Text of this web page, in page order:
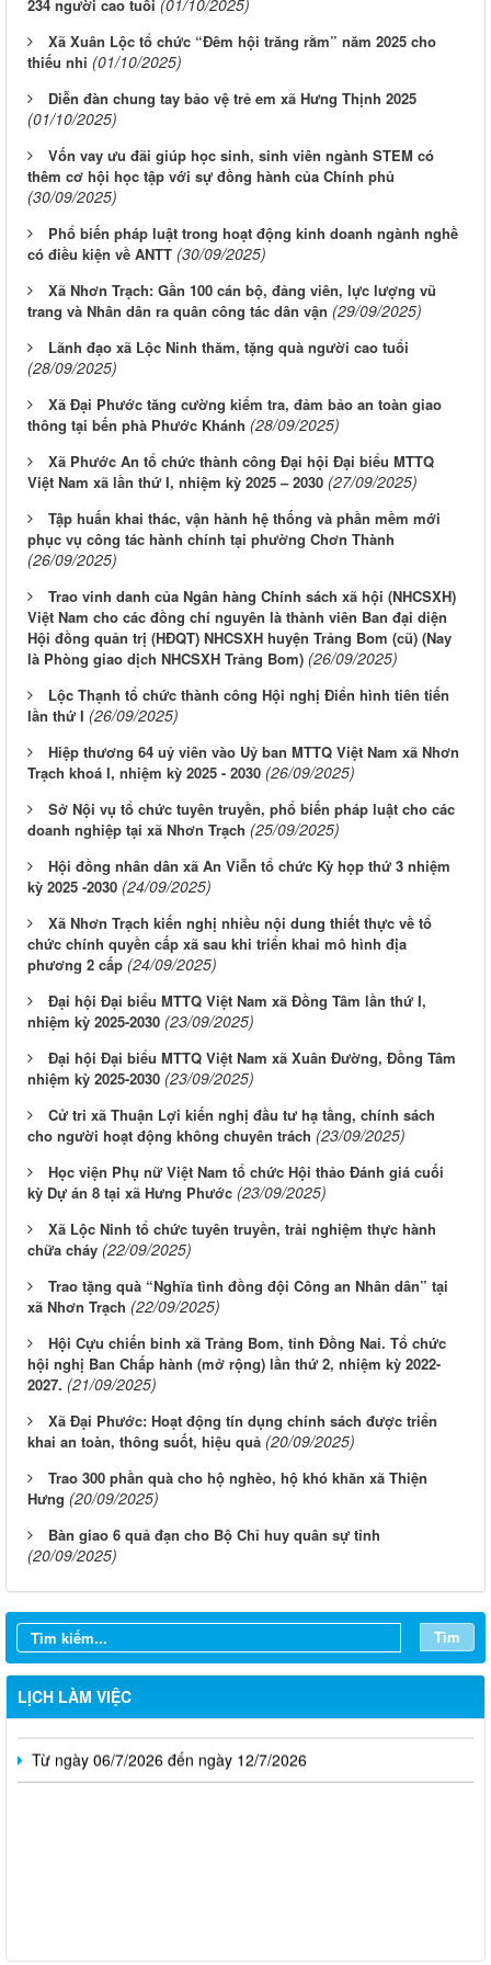
234 người cao tuổi (01/10/2025)
Xã Xuân Lộc tổ chức “Đêm hội trăng rằm” năm 2025 cho
thiếu nhi (01/10/2025)
Diễn đàn chung tay bảo vệ trẻ em xã Hưng Thịnh 2025
(01/10/2025)
Vốn vay ưu đãi giúp học sinh, sinh viên ngành STEM có
thêm cơ hội học tập với sự đồng hành của Chính phủ
(30/09/2025)
Phổ biến pháp luật trong hoạt động kinh doanh ngành nghề
có điều kiện về ANTT (30/09/2025)
Xã Nhơn Trạch: Gần 100 cán bộ, đảng viên, lực lượng vũ
trang và Nhân dân ra quân công tác dân vận (29/09/2025)
Lãnh đạo xã Lộc Ninh thăm, tặng quà người cao tuổi
(28/09/2025)
Xã Đại Phước tăng cường kiểm tra, đảm bảo an toàn giao
thông tại bến phà Phước Khánh (28/09/2025)
Xã Phước An tổ chức thành công Đại hội Đại biểu MTTQ
Việt Nam xã lần thứ I, nhiệm kỳ 2025 – 2030 (27/09/2025)
Tập huấn khai thác, vận hành hệ thống và phần mềm mới
phục vụ công tác hành chính tại phường Chơn Thành
(26/09/2025)
Trao vinh danh của Ngân hàng Chính sách xã hội (NHCSXH)
Việt Nam cho các đồng chí nguyên là thành viên Ban đại diện
Hội đồng quản trị (HĐQT) NHCSXH huyện Trảng Bom (cũ) (Nay
là Phòng giao dịch NHCSXH Trảng Bom) (26/09/2025)
Lộc Thạnh tổ chức thành công Hội nghị Điển hình tiên tiến
lần thứ I (26/09/2025)
Hiệp thương 64 uỷ viên vào Uỷ ban MTTQ Việt Nam xã Nhơn
Trạch khoá I, nhiệm kỳ 2025 - 2030 (26/09/2025)
Sở Nội vụ tổ chức tuyên truyền, phổ biến pháp luật cho các
doanh nghiệp tại xã Nhơn Trạch (25/09/2025)
Hội đồng nhân dân xã An Viễn tổ chức Kỳ họp thứ 3 nhiệm
kỳ 2025 -2030 (24/09/2025)
Xã Nhơn Trạch kiến nghị nhiều nội dung thiết thực về tổ
chức chính quyền cấp xã sau khi triển khai mô hình địa
phương 2 cấp (24/09/2025)
Đại hội Đại biểu MTTQ Việt Nam xã Đồng Tâm lần thứ I,
nhiệm kỳ 2025-2030 (23/09/2025)
Đại hội Đại biểu MTTQ Việt Nam xã Xuân Đường, Đồng Tâm
nhiệm kỳ 2025-2030 (23/09/2025)
Cử tri xã Thuận Lợi kiến nghị đầu tư hạ tầng, chính sách
cho người hoạt động không chuyên trách (23/09/2025)
Học viện Phụ nữ Việt Nam tổ chức Hội thảo Đánh giá cuối
kỳ Dự án 8 tại xã Hưng Phước (23/09/2025)
Xã Lộc Ninh tổ chức tuyên truyền, trải nghiệm thực hành
chữa cháy (22/09/2025)
Trao tặng quà “Nghĩa tình đồng đội Công an Nhân dân” tại
xã Nhơn Trạch (22/09/2025)
Hội Cựu chiến binh xã Trảng Bom, tỉnh Đồng Nai. Tổ chức
hội nghị Ban Chấp hành (mở rộng) lần thứ 2, nhiệm kỳ 2022-
2027. (21/09/2025)
Xã Đại Phước: Hoạt động tín dụng chính sách được triển
khai an toàn, thông suốt, hiệu quả (20/09/2025)
Trao 300 phần quà cho hộ nghèo, hộ khó khăn xã Thiện
Hưng (20/09/2025)
Bàn giao 6 quả đạn cho Bộ Chỉ huy quân sự tỉnh
(20/09/2025)
Tìm
LỊCH LÀM VIỆC
Từ ngày 03/8/2026 đến ngày 09/8/2026
Từ ngày 27/7/2026 đến ngày 02/8/2026
Từ ngày 20/7/2026 đến ngày 26/7/2026
Từ ngày 13/7/2026 đến ngày 18/7/2026
Từ ngày 06/7/2026 đến ngày 12/7/2026